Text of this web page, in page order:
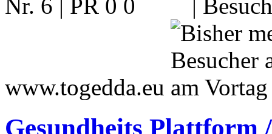
Nr. 6 | PR 0 |
www.togedda.eu
Gesundheits Plattform